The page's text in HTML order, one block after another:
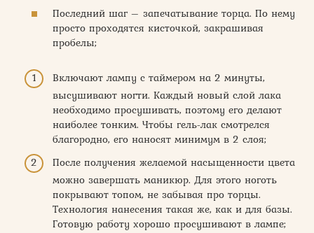
Последний шаг – запечатывание торца. По нему
просто проходятся кисточкой, закрашивая
пробелы;
Включают лампу с таймером на 2 минуты,
высушивают ногти. Каждый новый слой лака
необходимо просушивать, поэтому его делают
наиболее тонким. Чтобы гель-лак смотрелся
благородно, его наносят минимум в 2 слоя;
После получения желаемой насыщенности цвета
можно завершать маникюр. Для этого ноготь
покрывают топом, не забывая про торцы.
Технология нанесения такая же, как и для базы.
Готовую работу хорошо просушивают в лампе;